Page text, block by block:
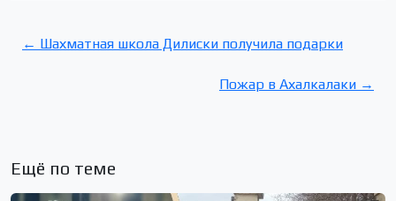
← Шахматная школа Дилиски получила подарки
Пожар в Ахалкалаки →
Ещё по теме